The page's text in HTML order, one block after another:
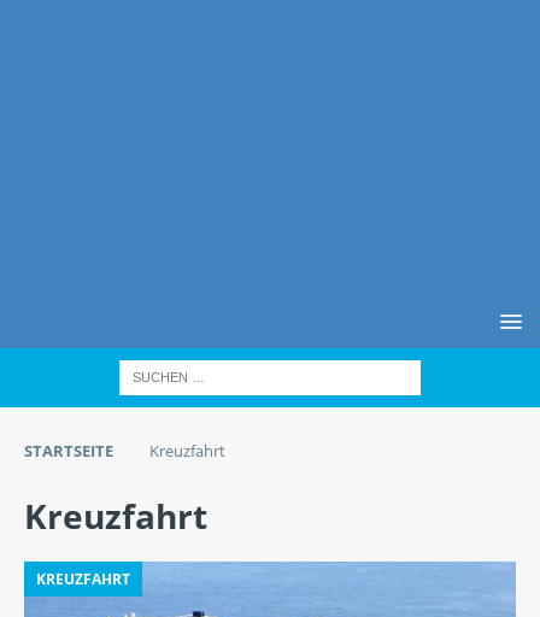
STARTSEITE Kreuzfahrt
Kreuzfahrt
KREUZFAHRT